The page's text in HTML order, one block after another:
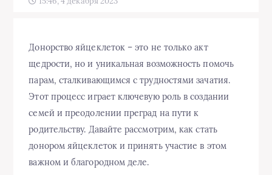
Донорство яйцеклеток – это не только акт
щедрости, но и уникальная возможность помочь
парам, сталкивающимся с трудностями зачатия.
Этот процесс играет ключевую роль в создании
семей и преодолении преград на пути к
родительству. Давайте рассмотрим, как стать
донором яйцеклеток и принять участие в этом
важном и благородном деле.